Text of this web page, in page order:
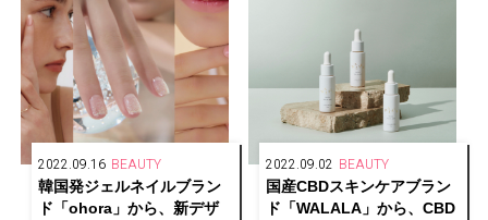
2022.09.16 BEAUTY
韓国発ジェルネイルブラン
ド「ohora」から、新デザ
2022.09.02 BEAUTY
国産CBDスキンケアブラン
ド「WALALA」から、CBD